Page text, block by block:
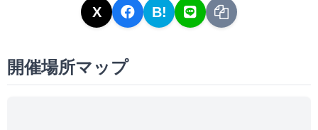
X B!
開催場所マップ